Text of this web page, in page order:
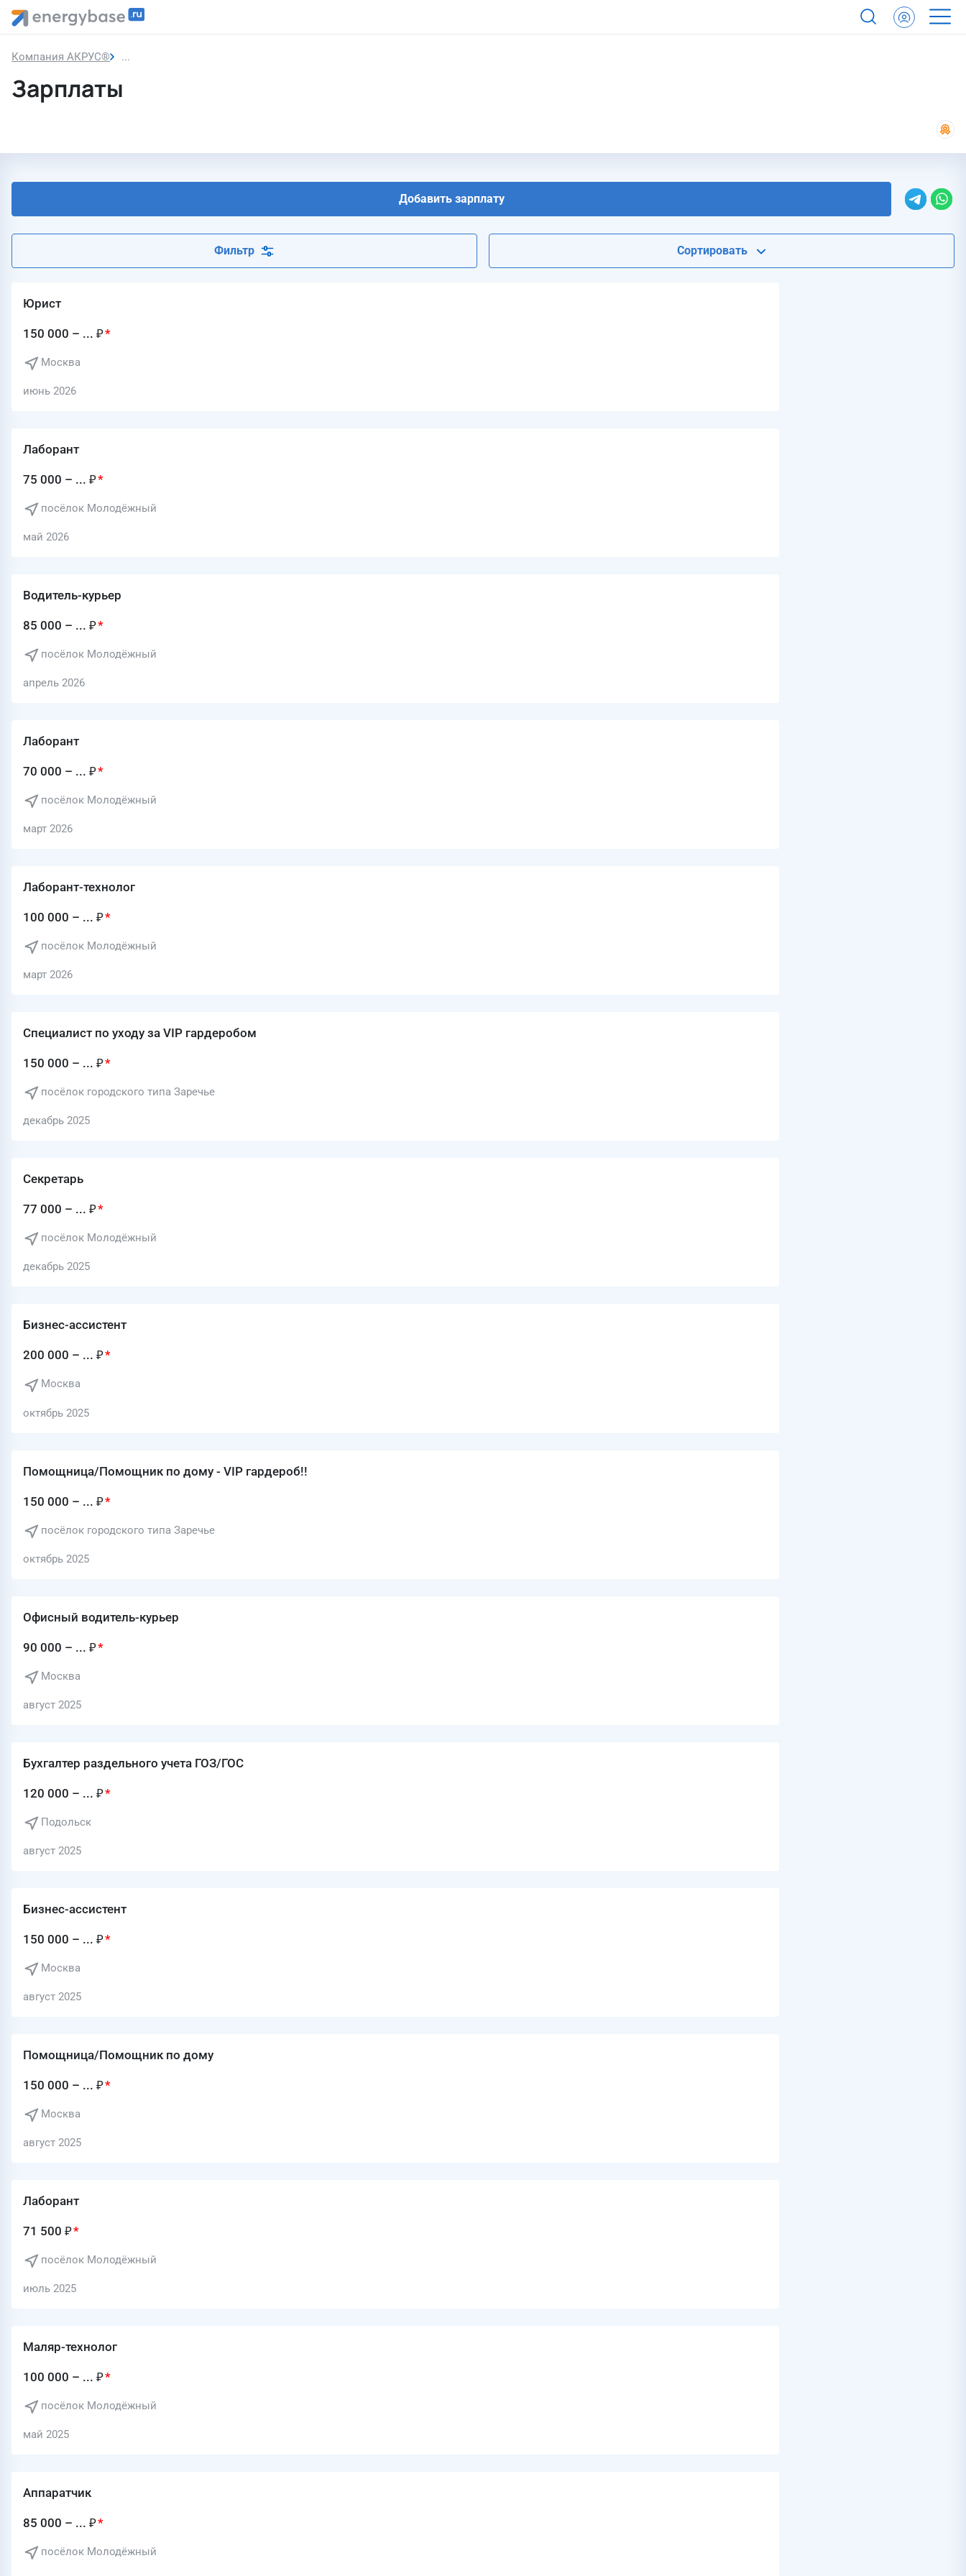
Компания АКРУС® Зарплаты
Зарплаты
Добавить зарплату
Фильтр Сортировать
Юрист
150 000 – ... ₽
Москва
июнь 2026
Лаборант
75 000 – ... ₽
посёлок Молодёжный
май 2026
Водитель-курьер
85 000 – ... ₽
посёлок Молодёжный
апрель 2026
Лаборант
70 000 – ... ₽
посёлок Молодёжный
март 2026
Лаборант-технолог
100 000 – ... ₽
посёлок Молодёжный
март 2026
Специалист по уходу за VIP гардеробом
150 000 – ... ₽
посёлок городского типа Заречье
декабрь 2025
Секретарь
77 000 – ... ₽
посёлок Молодёжный
декабрь 2025
Бизнес-ассистент
200 000 – ... ₽
Москва
октябрь 2025
Помощница/Помощник по дому - VIP гардероб!!
150 000 – ... ₽
посёлок городского типа Заречье
октябрь 2025
Офисный водитель-курьер
90 000 – ... ₽
Москва
август 2025
Бухгалтер раздельного учета ГОЗ/ГОС
120 000 – ... ₽
Подольск
август 2025
Бизнес-ассистент
150 000 – ... ₽
Москва
август 2025
Помощница/Помощник по дому
150 000 – ... ₽
Москва
август 2025
Лаборант
71 500 ₽
посёлок Молодёжный
июль 2025
Маляр-технолог
100 000 – ... ₽
посёлок Молодёжный
май 2025
Аппаратчик
85 000 – ... ₽
посёлок Молодёжный